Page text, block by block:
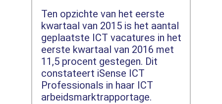
Ten opzichte van het eerste
kwartaal van 2015 is het aantal
geplaatste ICT vacatures in het
eerste kwartaal van 2016 met
11,5 procent gestegen. Dit
constateert iSense ICT
Professionals in haar ICT
arbeidsmarktrapportage.